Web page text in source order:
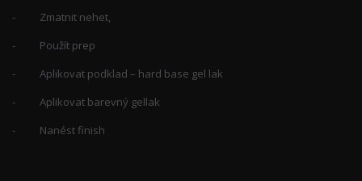
- Zmatnit nehet,
- Použít prep
- Aplikovat podklad – hard base gel lak
- Aplikovat barevný gellak
- Nanést finish